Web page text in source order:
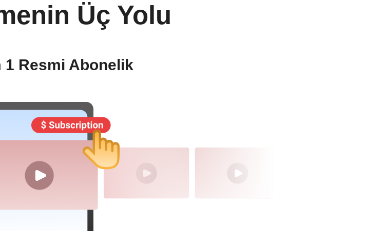
Üç Yolu
1 Resmi Abonelik